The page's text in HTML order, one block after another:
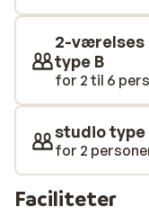
2-værelses
type B
for 2 til 6
studio type
for 2
Faciliteter